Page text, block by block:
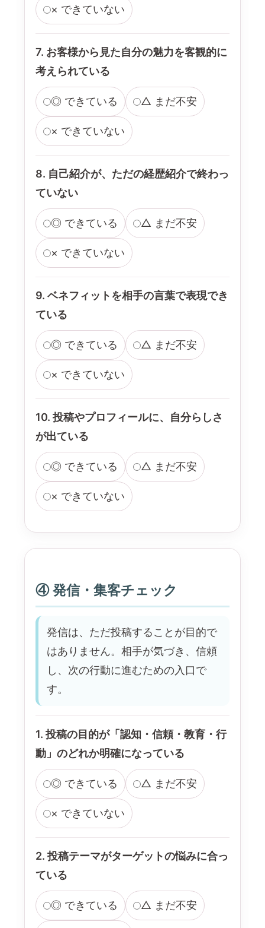
× できていない
7. お客様から見た自分の魅力を客観的に
考えられている
◎ できている △ まだ不安
× できていない
8. 自己紹介が、ただの経歴紹介で終わっ
ていない
◎ できている △ まだ不安
× できていない
9. ベネフィットを相手の言葉で表現でき
ている
◎ できている △ まだ不安
× できていない
10. 投稿やプロフィールに、自分らしさ
が出ている
◎ できている △ まだ不安
× できていない
④ 発信・集客チェック
発信は、ただ投稿することが目的で
はありません。相手が気づき、信頼
し、次の行動に進むための入口で
す。
1. 投稿の目的が「認知・信頼・教育・行
動」のどれか明確になっている
◎ できている △ まだ不安
× できていない
2. 投稿テーマがターゲットの悩みに合っ
ている
◎ できている △ まだ不安